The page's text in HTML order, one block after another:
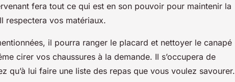
fera tout ce qui est en son pouvoir pour maintenir la
respectera vos matériaux.
il pourra ranger le placard et nettoyer le canapé
cirer vos chaussures à la demande. Il s’occupera de
qu’à lui faire une liste des repas que vous voulez savourer.